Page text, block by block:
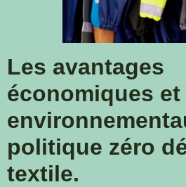
Les avantages
économiques et
politique zéro
textile.